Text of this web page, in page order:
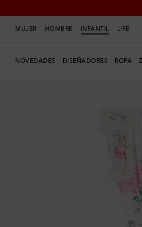
MUJER HOMBRE INFANTIL LIFE
NOVEDADES DISEÑADORES ROPA